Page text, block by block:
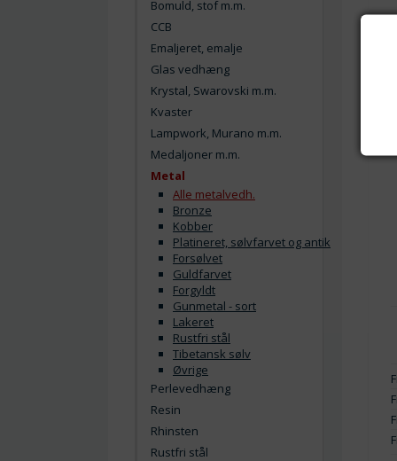
Bomuld, stof m.m.
CCB
Emaljeret, emalje
Glas vedhæng
Krystal, Swarovski m.m.
Kvaster
Lampwork, Murano m.m.
Medaljoner m.m.
Metal
Alle metalvedh.
Bronze
Kobber
Platineret, sølvfarvet og antik
Forsølvet
Guldfarvet
Forgyldt
Gunmetal - sort
Lakeret
Rustfri stål
Tibetansk sølv
Øvrige
Perlevedhæng
Resin
Rhinsten
Rustfri stål